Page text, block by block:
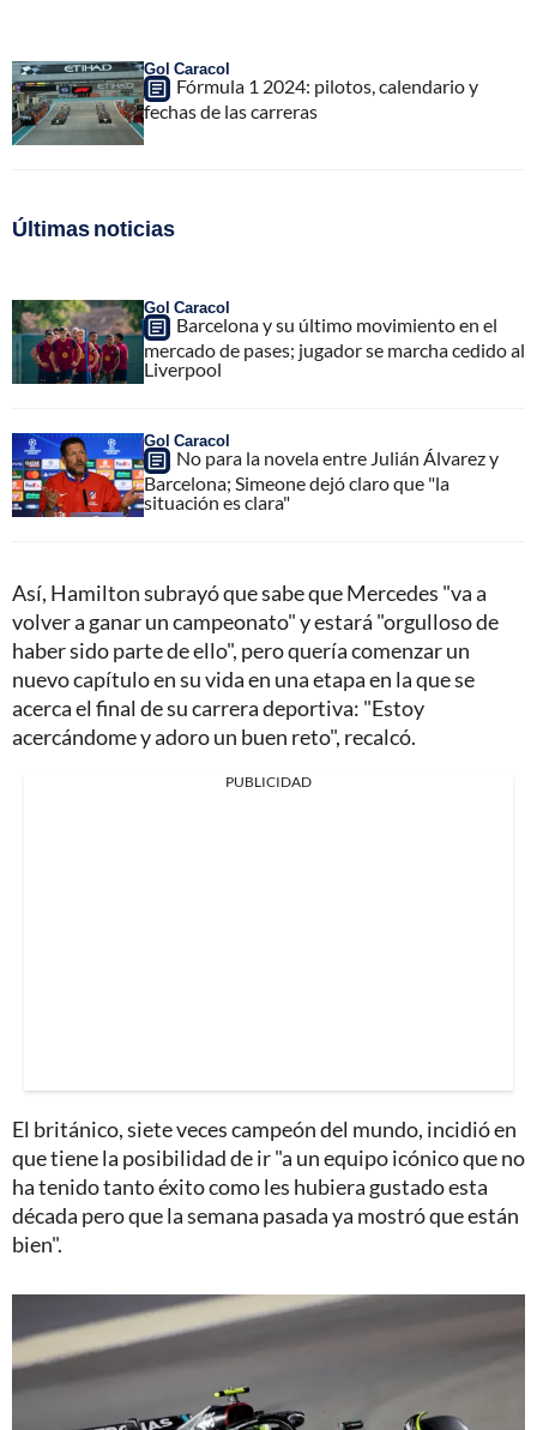
Gol Caracol
Fórmula 1 2024: pilotos, calendario y
fechas de las carreras
Últimas noticias
Gol Caracol
Barcelona y su último movimiento en el
mercado de pases; jugador se marcha cedido al
Liverpool
Gol Caracol
No para la novela entre Julián Álvarez y
Barcelona; Simeone dejó claro que "la
situación es clara"
Así, Hamilton subrayó que sabe que Mercedes "va a
volver a ganar un campeonato" y estará "orgulloso de
haber sido parte de ello", pero quería comenzar un
nuevo capítulo en su vida en una etapa en la que se
acerca el final de su carrera deportiva: "Estoy
acercándome y adoro un buen reto", recalcó.
PUBLICIDAD
El británico, siete veces campeón del mundo, incidió en
que tiene la posibilidad de ir "a un equipo icónico que no
ha tenido tanto éxito como les hubiera gustado esta
década pero que la semana pasada ya mostró que están
bien".